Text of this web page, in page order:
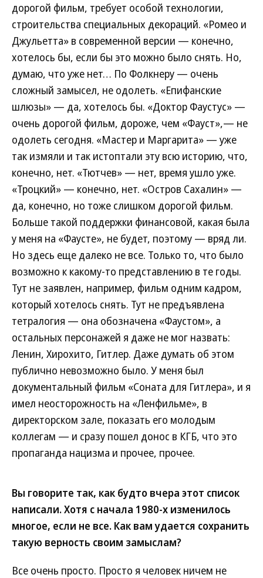
дорогой фильм, требует особой технологии,
строительства специальных декораций. «Ромео и
Джульетта» в современной версии — конечно,
хотелось бы, если бы это можно было снять. Но,
думаю, что уже нет… По Фолкнеру — очень
сложный замысел, не одолеть. «Епифанские
шлюзы» — да, хотелось бы. «Доктор Фаустус» —
очень дорогой фильм, дороже, чем «Фауст»,— не
одолеть сегодня. «Мастер и Маргарита» — уже
так измяли и так истоптали эту всю историю, что,
конечно, нет. «Тютчев» — нет, время ушло уже.
«Троцкий» — конечно, нет. «Остров Сахалин» —
да, конечно, но тоже слишком дорогой фильм.
Больше такой поддержки финансовой, какая была
у меня на «Фаусте», не будет, поэтому — вряд ли.
Но здесь еще далеко не все. Только то, что было
возможно к какому-то представлению в те годы.
Тут не заявлен, например, фильм одним кадром,
который хотелось снять. Тут не предъявлена
тетралогия — она обозначена «Фаустом», а
остальных персонажей я даже не мог назвать:
Ленин, Хирохито, Гитлер. Даже думать об этом
публично невозможно было. У меня был
документальный фильм «Соната для Гитлера», и я
имел неосторожность на «Ленфильме», в
директорском зале, показать его молодым
коллегам — и сразу пошел донос в КГБ, что это
пропаганда нацизма и прочее, прочее.
Вы говорите так, как будто вчера этот список
написали. Хотя с начала 1980-х изменилось
многое, если не все. Как вам удается сохранить
такую верность своим замыслам?
Все очень просто. Просто я человек ничем не